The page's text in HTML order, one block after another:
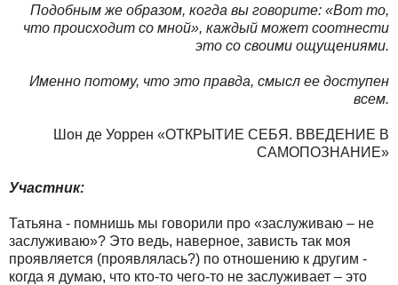
Подобным же образом, когда вы говорите: «Вот то,
что происходит со мной», каждый может соотнести
это со своими ощущениями.
Именно потому, что это правда, смысл ее доступен
всем.
Шон де Уоppен «ОТКРЫТИЕ СЕБЯ. ВВЕДЕHИЕ В
САМОПОЗHАHИЕ»
Участник:
Татьяна - помнишь мы говорили про «заслуживаю – не
заслуживаю»? Это ведь, наверное, зависть так моя
проявляется (проявлялась?) по отношению к другим -
когда я думаю, что кто-то чего-то не заслуживает – это